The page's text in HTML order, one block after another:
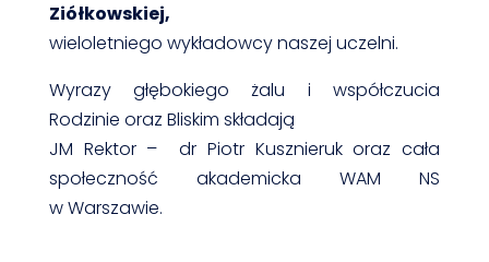
Ziółkowskiej,
wieloletniego wykładowcy naszej uczelni.
Wyrazy głębokiego żalu i współczucia
Rodzinie oraz Bliskim składają
JM Rektor – dr Piotr Kusznieruk oraz cała
społeczność akademicka WAM NS
w Warszawie.